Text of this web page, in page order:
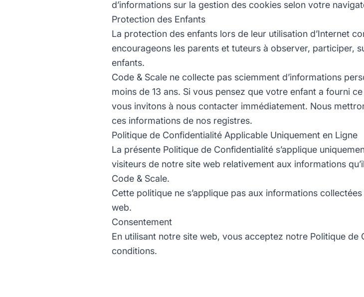
d’informations sur la gestion des cookies selon votre
Protection des Enfants
La protection des enfants lors de leur utilisation d’Internet
encourageons les parents et tuteurs à observer, participer,
enfants.
Code & Scale ne collecte pas sciemment d’informations
moins de 13 ans. Si vous pensez que votre enfant a fourni
vous invitons à nous contacter immédiatement. Nous
ces informations de nos registres.
Politique de Confidentialité Applicable Uniquement en Ligne
La présente Politique de Confidentialité s’applique
visiteurs de notre site web relativement aux informations
Code & Scale.
Cette politique ne s’applique pas aux informations
web.
Consentement
En utilisant notre site web, vous acceptez notre Politique
conditions.